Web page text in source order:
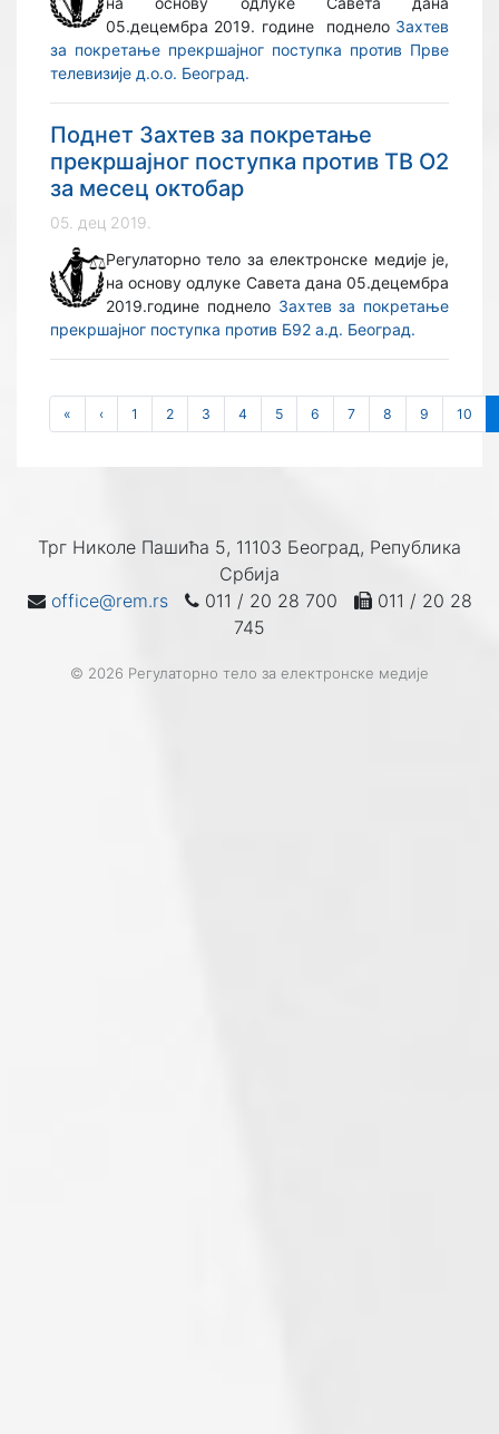
05.децембра 2019. године поднело Захтев
за покретање прекршајног поступка против Прве
телевизије д.о.о. Београд.
Поднет Захтев за покретање
прекршајног поступка против ТВ О2
за месец октобар
05. дец 2019.
Регулаторно тело за електронске медије је,
на основу одлуке Савета дана 05.децембра
2019.године поднело Захтев за покретање
прекршајног поступка против Б92 а.д. Београд.
« ‹ 1 2 3 4 5 6 7 8 9 10
Трг Николе Пашића 5, 11103 Београд, Република
Србија
office@rem.rs
011 / 20 28 700
011 / 20 28
745
© 2026 Регулаторно тело за електронске медије